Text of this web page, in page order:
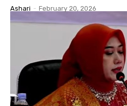
Ashari - February 20, 2026